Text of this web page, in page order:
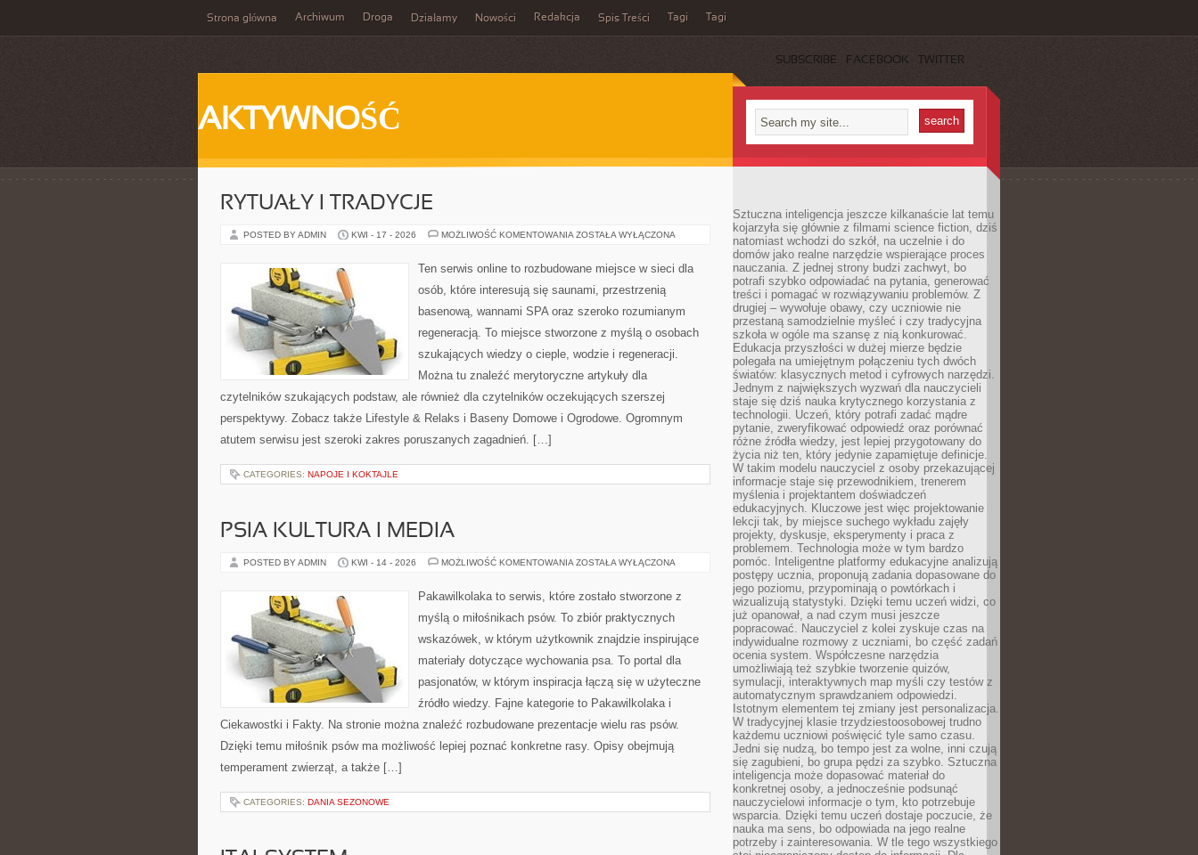
Strona główna Archiwum Droga Działamy Nowości Redakcja Spis Treści Tagi Tagi
SUBSCRIBE FACEBOOK TWITTER
AKTYWNOŚĆ
RYTUAŁY I TRADYCJE
POSTED BY ADMIN KWI - 17 - 2026 MOŻLIWOŚĆ KOMENTOWANIA RYTUAŁY
ZOSTAŁA WYŁĄCZONA
Ten serwis online to rozbudowane miejsce w sieci dla
osób, które interesują się saunami, przestrzenią
basenową, wannami SPA oraz szeroko rozumianym
regeneracją. To miejsce stworzone z myślą o osobach
szukających wiedzy o cieple, wodzie i regeneracji.
Można tu znaleźć merytoryczne artykuły dla
czytelników szukających podstaw, ale również dla czytelników oczekujących szerszej
perspektywy. Zobacz także Lifestyle & Relaks i Baseny Domowe i Ogrodowe. Ogromnym
atutem serwisu jest szeroki zakres poruszanych zagadnień. […]
CATEGORIES: NAPOJE I KOKTAJLE
PSIA KULTURA I MEDIA
POSTED BY ADMIN KWI - 14 - 2026 MOŻLIWOŚĆ KOMENTOWANIA PSIA
MEDIA
ZOSTAŁA WYŁĄCZONA
Pakawilkolaka to serwis, które zostało stworzone z
myślą o miłośnikach psów. To zbiór praktycznych
wskazówek, w którym użytkownik znajdzie inspirujące
materiały dotyczące wychowania psa. To portal dla
pasjonatów, w którym inspiracja łączą się w użyteczne
źródło wiedzy. Fajne kategorie to Pakawilkolaka i
Ciekawostki i Fakty. Na stronie można znaleźć rozbudowane prezentacje wielu ras psów.
Dzięki temu miłośnik psów ma możliwość lepiej poznać konkretne rasy. Opisy obejmują
temperament zwierząt, a także […]
CATEGORIES: DANIA SEZONOWE
Sztuczna inteligencja jeszcze kilkanaście lat temu
kojarzyła się głównie z filmami science fiction, dziś
natomiast wchodzi do szkół, na uczelnie i do
domów jako realne narzędzie wspierające proces
nauczania. Z jednej strony budzi zachwyt, bo
potrafi szybko odpowiadać na pytania, generować
treści i pomagać w rozwiązywaniu problemów. Z
drugiej – wywołuje obawy, czy uczniowie nie
przestaną samodzielnie myśleć i czy tradycyjna
szkoła w ogóle ma szansę z nią konkurować.
Edukacja przyszłości w dużej mierze będzie
polegała na umiejętnym połączeniu tych dwóch
światów: klasycznych metod i cyfrowych narzędzi.
Jednym z największych wyzwań dla nauczycieli
staje się dziś nauka krytycznego korzystania z
technologii. Uczeń, który potrafi zadać mądre
pytanie, zweryfikować odpowiedź oraz porównać
różne źródła wiedzy, jest lepiej przygotowany do
życia niż ten, który jedynie zapamiętuje definicje.
W takim modelu nauczyciel z osoby przekazującej
informacje staje się przewodnikiem, trenerem
myślenia i projektantem doświadczeń
edukacyjnych. Kluczowe jest więc projektowanie
lekcji tak, by miejsce suchego wykładu zajęły
projekty, dyskusje, eksperymenty i praca z
problemem. Technologia może w tym bardzo
pomóc. Inteligentne platformy edukacyjne analizują
postępy ucznia, proponują zadania dopasowane do
jego poziomu, przypominają o powtórkach i
wizualizują statystyki. Dzięki temu uczeń widzi, co
już opanował, a nad czym musi jeszcze
popracować. Nauczyciel z kolei zyskuje czas na
indywidualne rozmowy z uczniami, bo część zadań
ocenia system. Współczesne narzędzia
umożliwiają też szybkie tworzenie quizów,
symulacji, interaktywnych map myśli czy testów z
automatycznym sprawdzaniem odpowiedzi.
Istotnym elementem tej zmiany jest personalizacja.
W tradycyjnej klasie trzydziestoosobowej trudno
każdemu uczniowi poświęcić tyle samo czasu.
Jedni się nudzą, bo tempo jest za wolne, inni czują
się zagubieni, bo grupa pędzi za szybko. Sztuczna
inteligencja może dopasować materiał do
konkretnej osoby, a jednocześnie podsunąć
nauczycielowi informacje o tym, kto potrzebuje
wsparcia. Dzięki temu uczeń dostaje poczucie, że
nauka ma sens, bo odpowiada na jego realne
potrzeby i zainteresowania. W tle tego wszystkiego